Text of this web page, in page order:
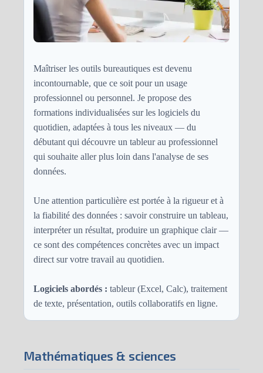
Maîtriser les outils bureautiques est devenu
incontournable, que ce soit pour un usage
professionnel ou personnel. Je propose des
formations individualisées sur les logiciels du
quotidien, adaptées à tous les niveaux — du
débutant qui découvre un tableur au professionnel
qui souhaite aller plus loin dans l'analyse de ses
données.
Une attention particulière est portée à la rigueur et à
la fiabilité des données : savoir construire un tableau,
interpréter un résultat, produire un graphique clair —
ce sont des compétences concrètes avec un impact
direct sur votre travail au quotidien.
Logiciels abordés : tableur (Excel, Calc), traitement
de texte, présentation, outils collaboratifs en ligne.
Mathématiques & sciences